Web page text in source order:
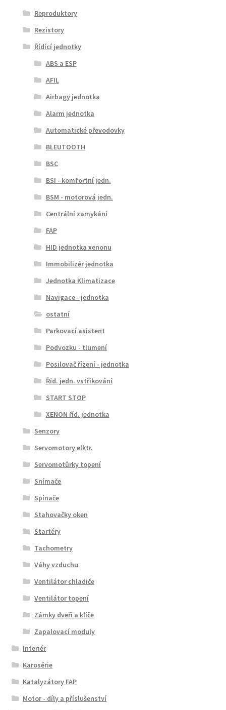
Reproduktory
Rezistory
Řídící jednotky
ABS a ESP
AFIL
Airbagy jednotka
Alarm jednotka
Automatické převodovky
BLEUTOOTH
BSC
BSI - komfortní jedn.
BSM - motorová jedn.
Centrální zamykání
FAP
HID jednotka xenonu
Immobilizér jednotka
Jednotka Klimatizace
Navigace - jednotka
ostatní
Parkovací asistent
Podvozku - tlumení
Posilovač řízení - jednotka
Říd. jedn. vstřikování
START STOP
XENON říd. jednotka
Senzory
Servomotory elktr.
Servomotůrky topení
Snímače
Spínače
Stahovačky oken
Startéry
Tachometry
Váhy vzduchu
Ventilátor chladiče
Ventilátor topení
Zámky dveří a klíče
Zapalovací moduly
Interiér
Karosérie
Katalyzátory FAP
Motor - díly a příslušenství